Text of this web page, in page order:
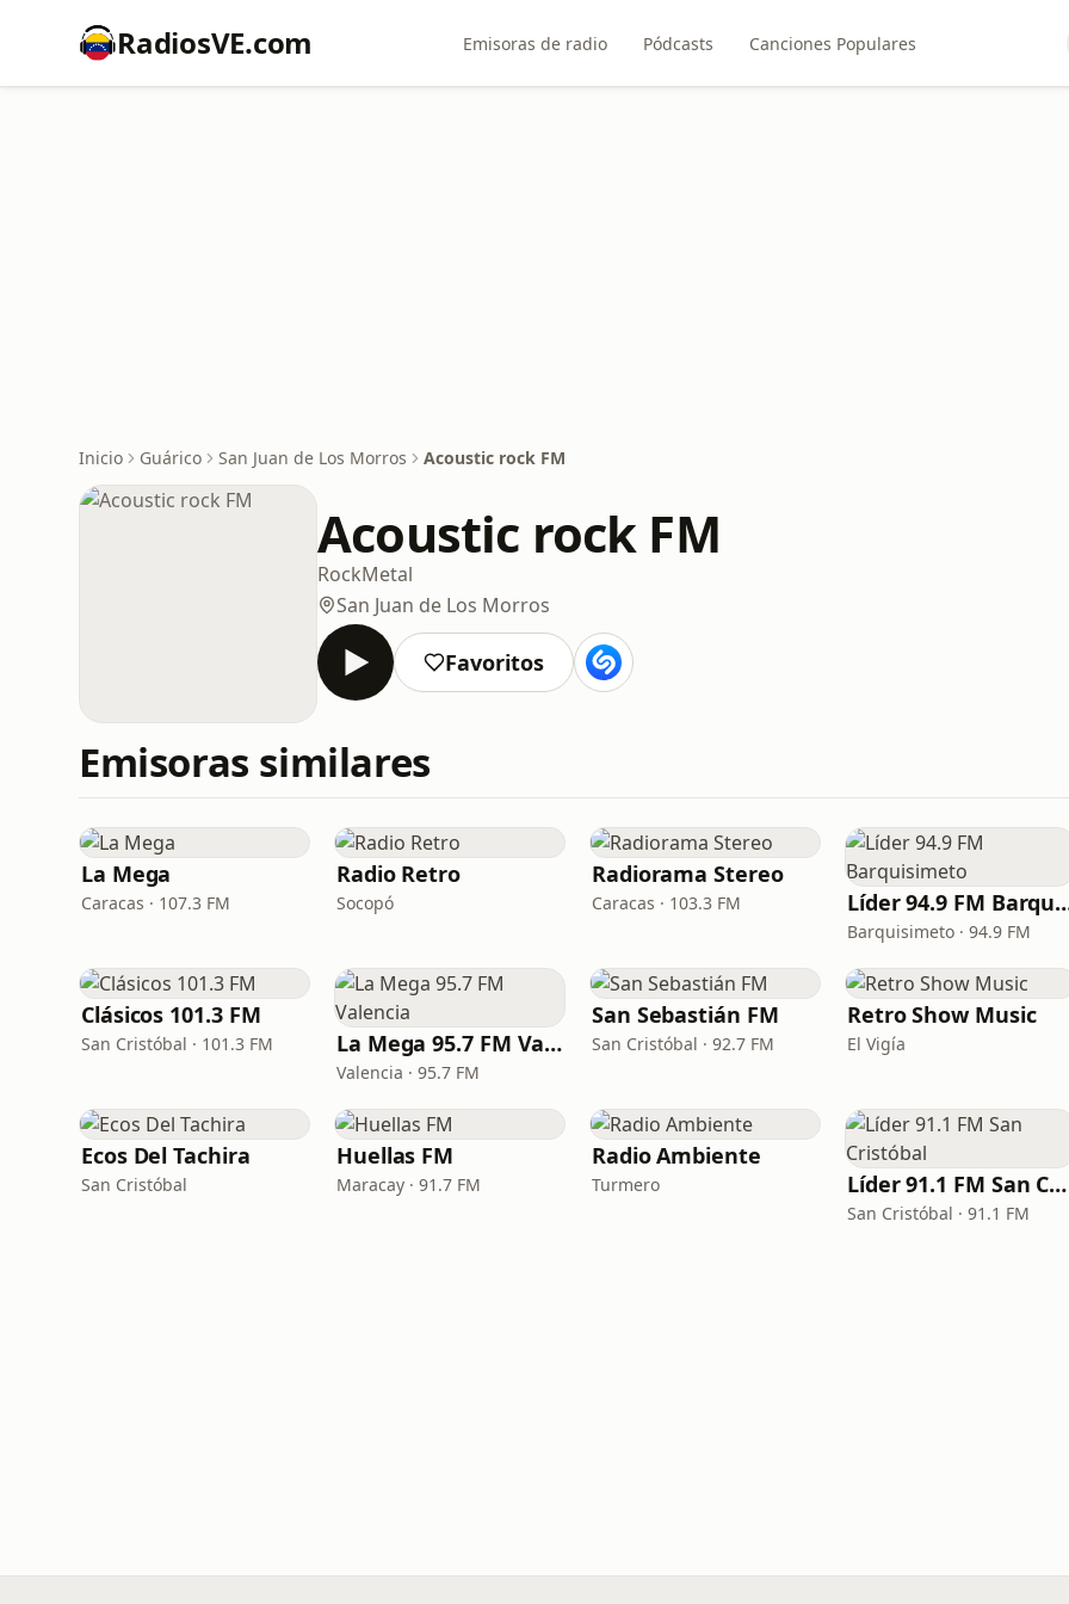
RadiosVE.com Emisoras de radio Pódcasts Canciones Populares
Inicio Guárico San Juan de Los Morros Acoustic rock FM
Acoustic rock FM
RockMetal
San Juan de Los Morros
Favoritos
Emisoras similares
La Mega
Caracas · 107.3 FM
Radio Retro
Socopó
Radiorama Stereo
Caracas · 103.3 FM Líder 94.9
Barquisimeto · 94.9 FM
Clásicos 101.3 FM
San Cristóbal · 101.3 FM La Mega 95.7 FM Valencia
Valencia · 95.7 FM
San Sebastián FM
San Cristóbal · 92.7 FM
Retro Show Music
El Vigía
Ecos Del Tachira
San Cristóbal
Huellas FM
Maracay · 91.7 FM
Radio Ambiente
Turmero Líder 91.1 FM San Cristóbal
San Cristóbal · 91.1 FM